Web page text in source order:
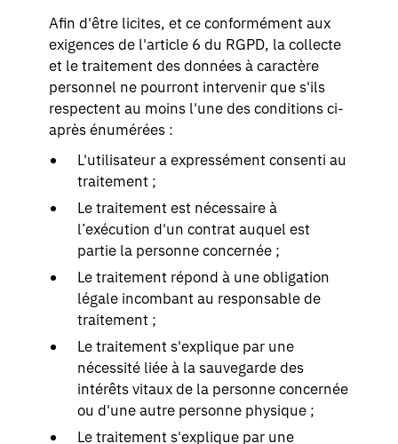
Afin d'être licites, et ce conformément aux
exigences de l'article 6 du RGPD, la collecte
et le traitement des données à caractère
personnel ne pourront intervenir que s'ils
respectent au moins l'une des conditions ci-
après énumérées :
L'utilisateur a expressément consenti au
traitement ;
Le traitement est nécessaire à
l’exécution d'un contrat auquel est
partie la personne concernée ;
Le traitement répond à une obligation
légale incombant au responsable de
traitement ;
Le traitement s'explique par une
nécessité liée à la sauvegarde des
intérêts vitaux de la personne concernée
ou d'une autre personne physique ;
Le traitement s'explique par une